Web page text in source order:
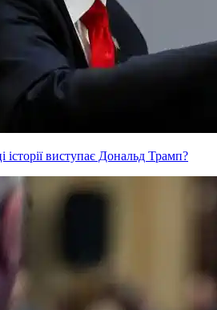
історії виступає Дональд Трамп?